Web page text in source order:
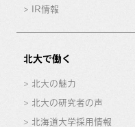
IR情報
北大で働く
北大の魅力
北大の研究者の声
北海道大学採用情報